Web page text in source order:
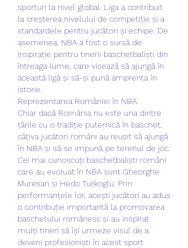
sporturi la nivel global. Liga a contribuit
la creșterea nivelului de competiție și a
standardele pentru jucători și echipe. De
asemenea, NBA a fost o sursă de
inspirație pentru tinerii baschetbaliști din
întreaga lume, care visează să ajungă în
această ligă și să-și pună amprenta în
istorie.
Reprezentarea României în NBA:
Chiar dacă România nu este una dintre
țările cu o tradiție puternică în baschet,
câțiva jucători români au reușit să ajungă
în NBA și să se impună pe terenul de joc.
Cei mai cunoscuți baschetbaliști români
care au evoluat în NBA sunt Gheorghe
Muresan și Hedo Turkoglu. Prin
performanțele lor, acești jucători au adus
o contribuție importantă la promovarea
baschetului românesc și au inspirat
mulți tineri să își urmeze visul de a
deveni profesioniști în acest sport